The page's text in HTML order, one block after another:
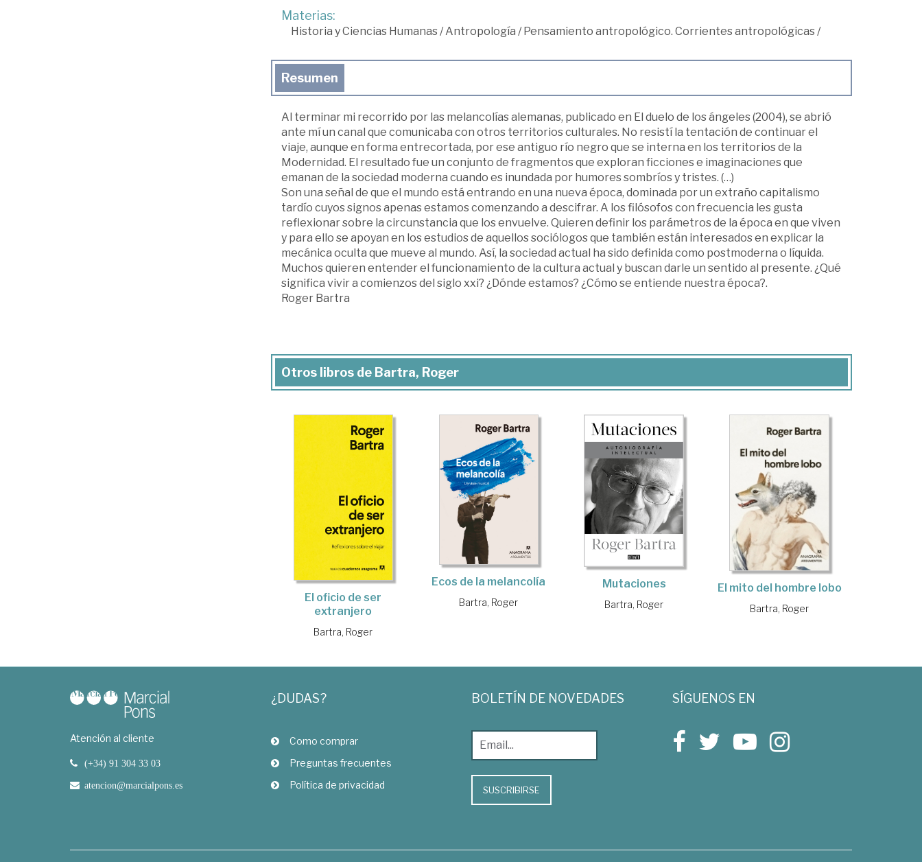
Materias:
Historia y Ciencias Humanas/Antropología / Pensamiento antropológico. Corrientes antropológicas/
Resumen
Al terminar mi recorrido por las melancolías alemanas, publicado en El duelo de los ángeles (2004), se abrió
ante mí un canal que comunicaba con otros territorios culturales. No resistí la tentación de continuar el
viaje, aunque en forma entrecortada, por ese antiguo río negro que se interna en los territorios de la
Modernidad. El resultado fue un conjunto de fragmentos que exploran ficciones e imaginaciones que
emanan de la sociedad moderna cuando es inundada por humores sombríos y tristes. (…)
Son una señal de que el mundo está entrando en una nueva época, dominada por un extraño capitalismo
tardío cuyos signos apenas estamos comenzando a descifrar. A los filósofos con frecuencia les gusta
reflexionar sobre la circunstancia que los envuelve. Quieren definir los parámetros de la época en que viven
y para ello se apoyan en los estudios de aquellos sociólogos que también están interesados en explicar la
mecánica oculta que mueve al mundo. Así, la sociedad actual ha sido definida como postmoderna o líquida.
Muchos quieren entender el funcionamiento de la cultura actual y buscan darle un sentido al presente. ¿Qué
significa vivir a comienzos del siglo xxi? ¿Dónde estamos? ¿Cómo se entiende nuestra época?.
Roger Bartra
Otros libros de Bartra, Roger
El oficio de ser
extranjero
Bartra, Roger
Ecos de la melancolía
Bartra, Roger
Mutaciones
Bartra, Roger
El mito del hombre lobo
Bartra, Roger
Atención al cliente
(+34) 91 304 33 03
atencion@marcialpons.es
¿DUDAS?
Como comprar
Preguntas frecuentes
Política de privacidad
BOLETÍN DE NOVEDADES
SUSCRIBIRSE
SÍGUENOS EN